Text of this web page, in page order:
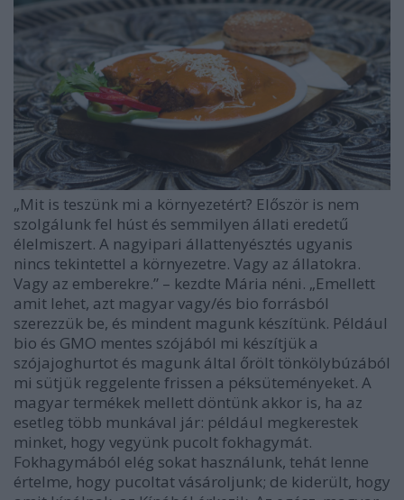
„Mit is teszünk mi a környezetért? Először is nem
szolgálunk fel húst és semmilyen állati eredetű
élelmiszert. A nagyipari állattenyésztés ugyanis
nincs tekintettel a környezetre. Vagy az állatokra.
Vagy az emberekre.” – kezdte Mária néni. „Emellett
amit lehet, azt magyar vagy/és bio forrásból
szerezzük be, és mindent magunk készítünk. Például
bio és GMO mentes szójából mi készítjük a
szójajoghurtot és magunk által őrölt tönkölybúzából
mi sütjük reggelente frissen a péksüteményeket. A
magyar termékek mellett döntünk akkor is, ha az
esetleg több munkával jár: például megkerestek
minket, hogy vegyünk pucolt fokhagymát.
Fokhagymából elég sokat használunk, tehát lenne
értelme, hogy pucoltat vásároljunk; de kiderült, hogy